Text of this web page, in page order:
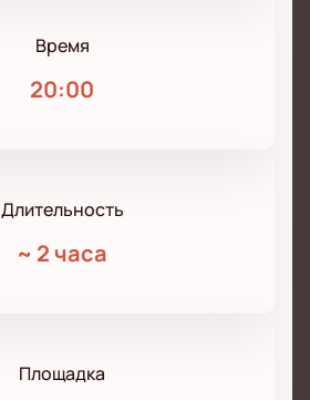
Время
20:00
Длительность
~ 2 часа
Площадка